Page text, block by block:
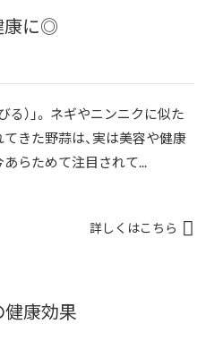
康に◎
）」。 ネギやニンニクに似た
きた野蒜は、実は美容や健康
らためて注目されて...
詳しくはこちら
健康効果